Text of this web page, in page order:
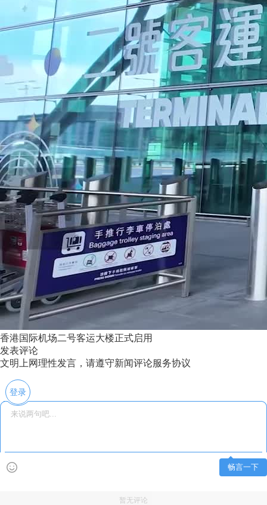
香港国际机场二号客运大楼正式启用
发表评论
文明上网理性发言，请遵守新闻评论服务协议
登录
畅言一下
暂无评论